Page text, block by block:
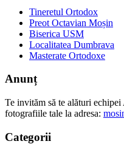
Tineretul Ortodox
Preot Octavian Moșin
Biserica USM
Localitatea Dumbrava
Masterate Ortodoxe
Anunț
Te invităm să te alături
fotografiile tale la adresa:
Categorii